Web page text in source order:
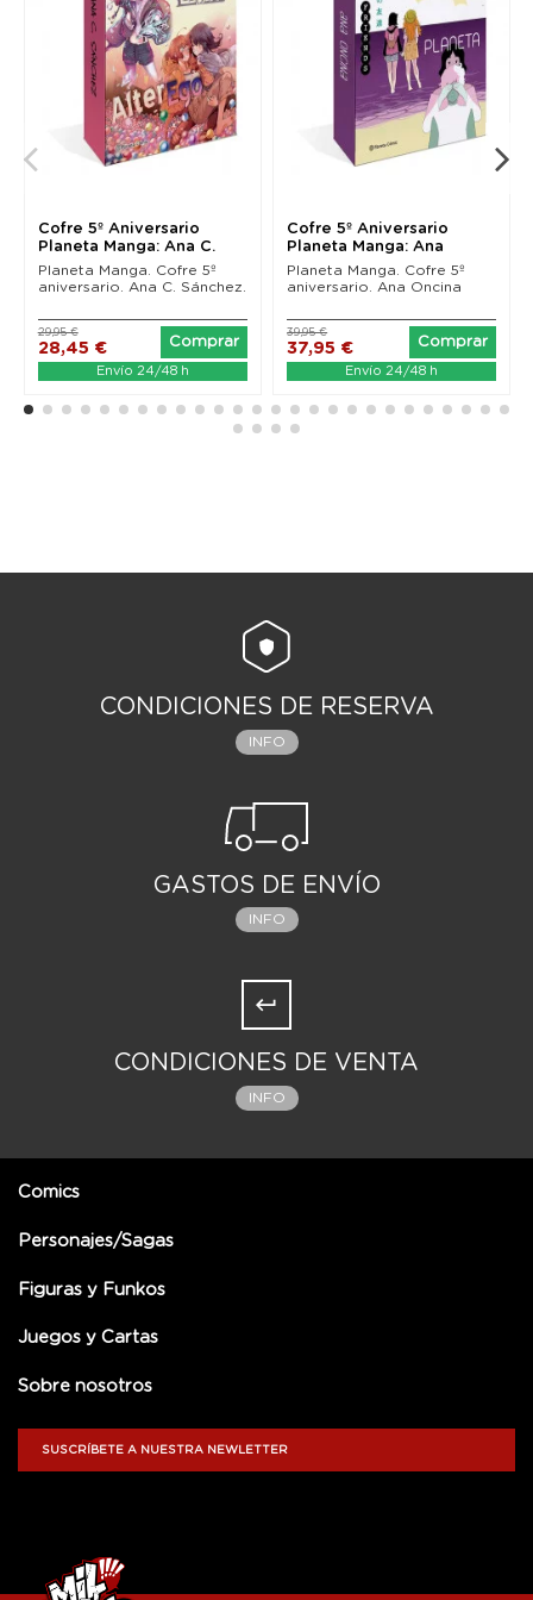
Cofre 5º Aniversario
Planeta Manga: Ana C.
Sánchez
Planeta Manga. Cofre 5º
aniversario. Ana C. Sánchez.
28,45 €
29,95 €
Comprar
Envío 24/48 h
Cofre 5º Aniversario
Planeta Manga: Ana
Oncina
Planeta Manga. Cofre 5º
aniversario. Ana Oncina
37,95 €
39,95 €
Comprar
Envío 24/48 h
CONDICIONES DE RESERVA
INFO
GASTOS DE ENVÍO
INFO
CONDICIONES DE VENTA
INFO
Comics
Personajes/Sagas
Figuras y Funkos
Juegos y Cartas
Sobre nosotros
SUSCRÍBETE A NUESTRA NEWLETTER